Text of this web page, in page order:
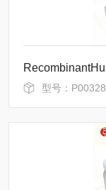
型号：P00328